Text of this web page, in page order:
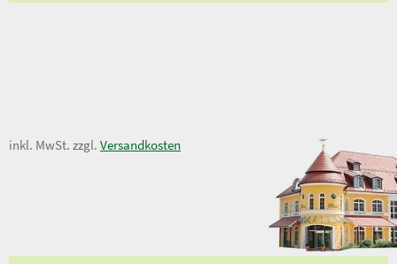
5,50 €
inkl. MwSt. zzgl. Versandkosten